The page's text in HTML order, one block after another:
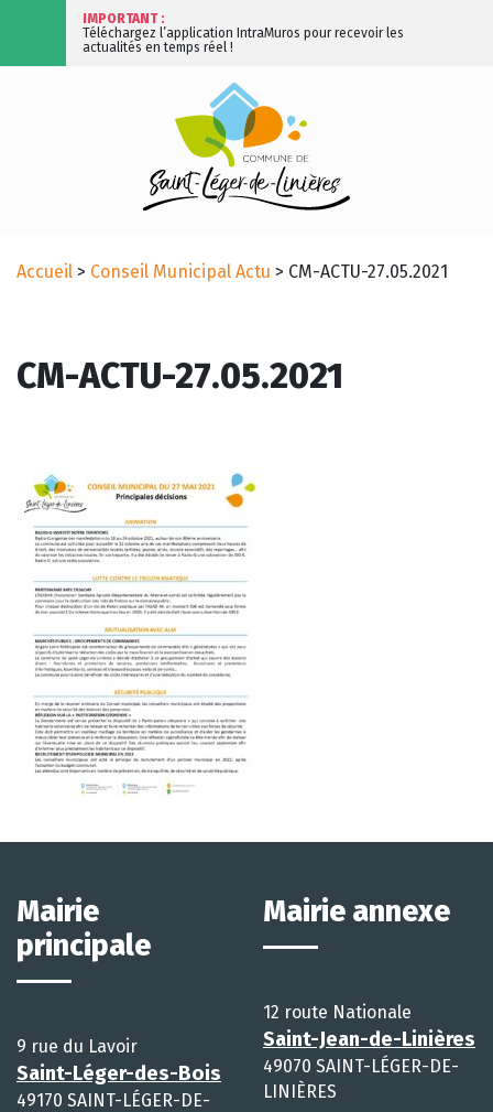
IMPORTANT :
Téléchargez l’application IntraMuros pour recevoir les
actualités en temps réel !
Accueil > Conseil Municipal Actu > CM-ACTU-27.05.2021
CM-ACTU-27.05.2021
Mairie
principale
9 rue du Lavoir
Saint-Léger-des-Bois
49170 SAINT-LÉGER-DE-
Mairie annexe
12 route Nationale
Saint-Jean-de-Linières
49070 SAINT-LÉGER-DE-
LINIÈRES